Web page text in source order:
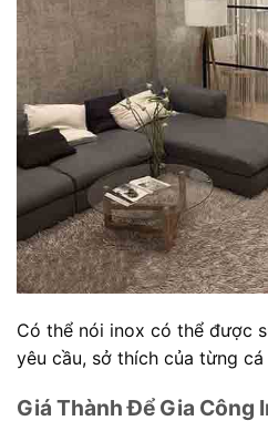
Có thể nói inox có thể được
yêu cầu, sở thích của từng cá
Giá Thành Để Gia Công